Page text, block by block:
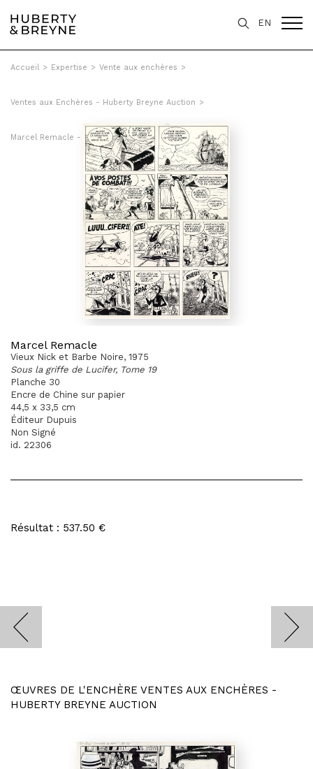
EN
Accueil > Expertise > Vente aux enchères >
Ventes aux Enchères - Huberty Breyne Auction >
Marcel Remacle - Sous la griffe de Lucifer, Tome 19
Marcel Remacle
Vieux Nick et Barbe Noire, 1975
Sous la griffe de Lucifer, Tome 19
Planche 30
Encre de Chine sur papier
44,5 x 33,5 cm
Éditeur Dupuis
Non Signé
id. 22306
Résultat : 537.50 €
ŒUVRES DE L'ENCHÈRE VENTES AUX ENCHÈRES -
HUBERTY BREYNE AUCTION